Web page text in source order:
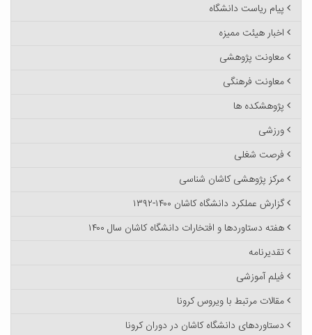
پیام ریاست دانشگاه
اخبار هیئت ممیزه
معاونت پژوهشی
معاونت فرهنگی
پژوهشکده ها
ورزشی
فرصت شغلی
مرکز پژوهشی کاشان شناسی
گزارش عملکرد دانشگاه کاشان ۱۴۰۰-۱۳۹۲
هفته دستاوردها و افتخارات دانشگاه کاشان سال ۱۴۰۰
تقدیرنامه
فیلم آموزشی
مقالات مرتبط با ویروس کرونا
دستاوردهای دانشگاه کاشان در دوران کرونا